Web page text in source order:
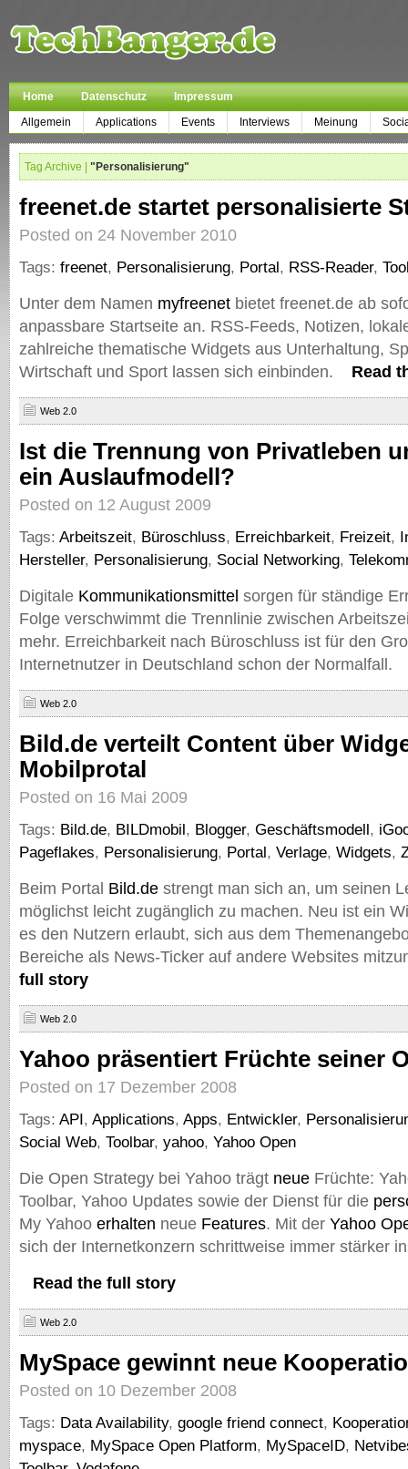
Home Datenschutz
Impressum
Allgemein
Applications Events Interviews Meinung
Tag Archive | "Personalisierung"
freenet.de startet personalisierte
Posted on 24 November 2010
Tags: freenet, Personalisierung, Portal, RSS-Reader,
Unter dem Namen myfreenet bietet freenet.de ab
anpassbare Startseite an. RSS-Feeds, Notizen,
zahlreiche thematische Widgets aus Unterhaltung,
Wirtschaft und Sport lassen sich einbinden.
Read
Web 2.0
Ist die Trennung von Privatleben
ein Auslaufmodell?
Posted on 12 August 2009
Tags: Arbeitszeit, Büroschluss, Erreichbarkeit, Freizeit,
Hersteller, Personalisierung, Social Networking,
Digitale Kommunikationsmittel sorgen für ständige
Folge verschwimmt die Trennlinie zwischen
mehr. Erreichbarkeit nach Büroschluss ist für den
Internetnutzer in Deutschland schon der Normalfall.
Web 2.0
Bild.de verteilt Content über
Mobilprotal
Posted on 16 Mai 2009
Tags: Bild.de, BILDmobil, Blogger, Geschäftsmodell,
Pageflakes, Personalisierung, Portal, Verlage, Widgets,
Beim Portal Bild.de strengt man sich an, um seinen
möglichst leicht zugänglich zu machen. Neu ist ein
es den Nutzern erlaubt, sich aus dem
Bereiche als News-Ticker auf andere Websites
full story
Web 2.0
Yahoo präsentiert Früchte seiner
Posted on 17 Dezember 2008
Tags: API, Applications, Apps, Entwickler,
Social Web, Toolbar, yahoo, Yahoo Open
Die Open Strategy bei Yahoo trägt neue Früchte:
Toolbar, Yahoo Updates sowie der Dienst für die
My Yahoo erhalten neue Features. Mit der Yahoo
sich der Internetkonzern schrittweise immer stärker
Read the full story
Web 2.0
MySpace gewinnt neue
Posted on 10 Dezember 2008
Tags: Data Availability, google friend connect,
myspace, MySpace Open Platform, MySpaceID,